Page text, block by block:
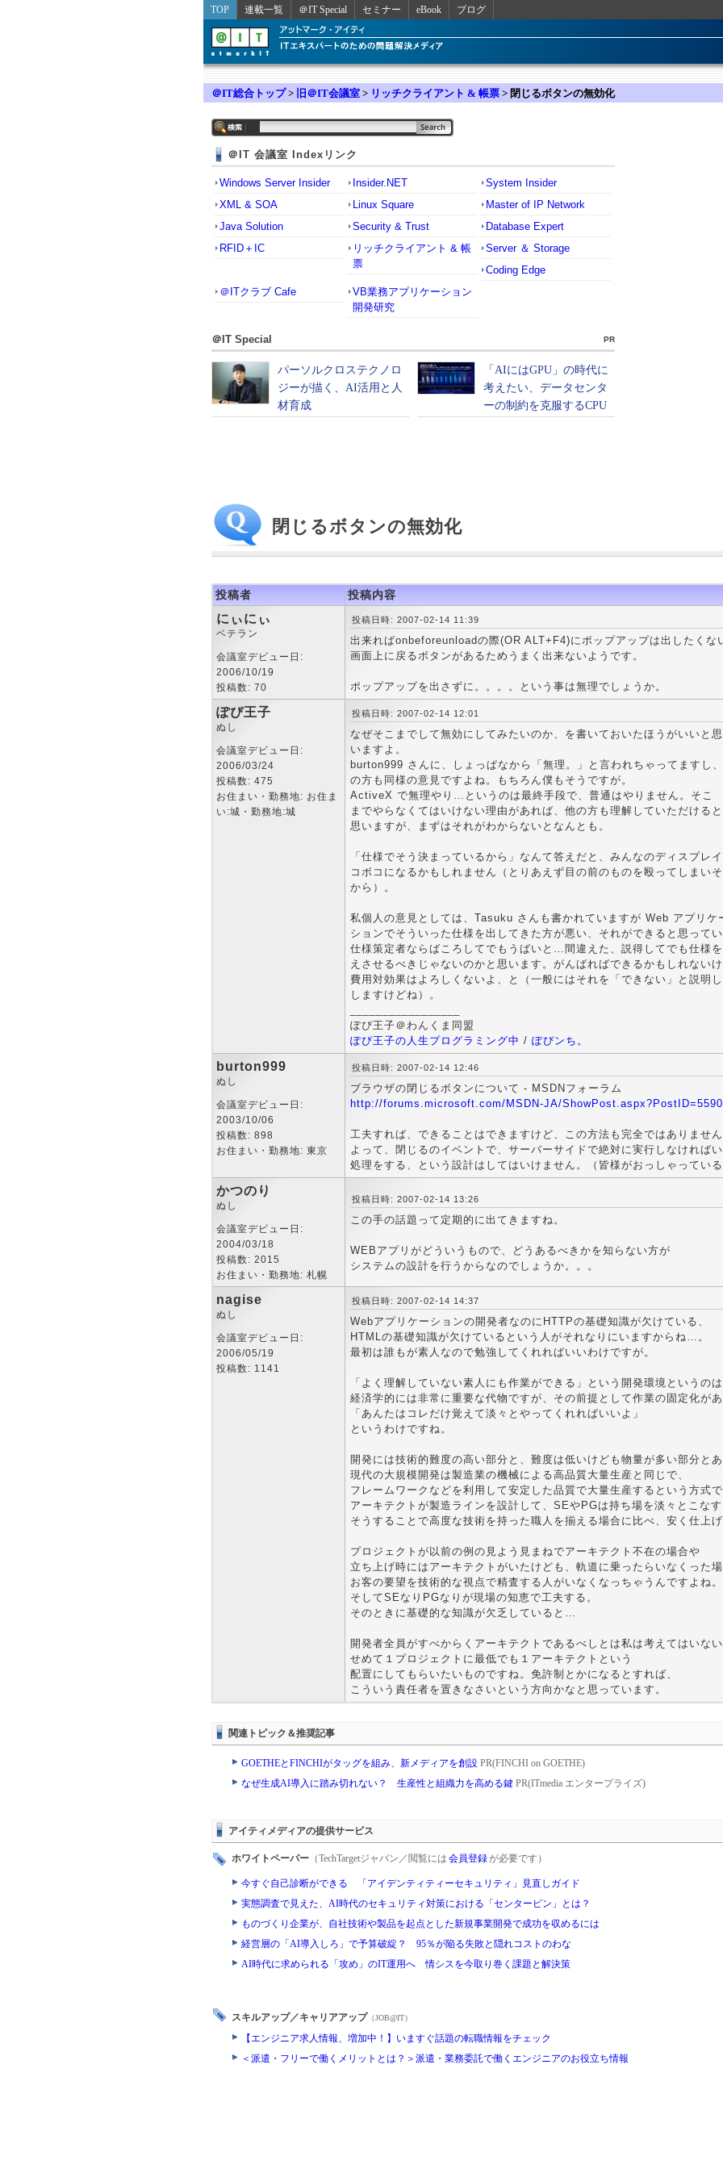
TOP 連載一覧 ＠IT Special セミナー eBook ブログ
＠IT総合トップ> 旧＠IT会議室 > リッチクライアント & 帳票 > 閉じるボタンの無効化
＠IT 会議室 Indexリンク
Windows Server Insider Insider.NET
System Insider
XML & SOA
Linux Square
Master of IP Network
Java Solution
Security & Trust
Database Expert
RFID＋IC
リッチクライアント & 帳
票
Server ＆ Storage
Coding Edge
＠ITクラブ Cafe
VB業務アプリケーション
開発研究
＠IT Special PR
閉じるボタンの無効化
投稿者 投稿内容
にぃにぃ
ベテラン
会議室デビュー日:
2006/10/19
投稿数: 70
投稿日時: 2007-02-14 11:39
出来ればonbeforeunloadの際(OR ALT+F4)にポップアップは出したくな
画面上に戻るボタンがあるためうまく出来ないようです。
ポップアップを出さずに。。。。という事は無理でしょうか。
ぽぴ王子
ぬし
会議室デビュー日:
2006/03/24
投稿数: 475
お住まい・勤務地: お住ま
い:城・勤務地:城
投稿日時: 2007-02-14 12:01
なぜそこまでして無効にしてみたいのか、を書いておいたほうがいいと思
いますよ。
burton999 さんに、しょっぱなから「無理。」と言われちゃってますし
の方も同様の意見ですよね。もちろん僕もそうですが。
ActiveX で無理やり…というのは最終手段で、普通はやりません。そこ
までやらなくてはいけない理由があれば、他の方も理解していただけると
思いますが、まずはそれがわからないとなんとも。
「仕様でそう決まっているから」なんて答えだと、みんなのディスプレ
コボコになるかもしれません（とりあえず目の前のものを殴ってしまい
から）。
私個人の意見としては、Tasuku さんも書かれていますが Web アプリケ
ションでそういった仕様を出してきた方が悪い、それができると思って
仕様策定者ならばころしてでもうばいと…間違えた、説得してでも仕様
えさせるべきじゃないのかと思います。がんばればできるかもしれないけ
費用対効果はよろしくないよ、と（一般にはそれを「できない」と説明し
しますけどね）。
ぽぴ王子＠わんくま同盟
ぽぴ王子の人生プログラミング中 / ぽぴンち。
burton999
ぬし
会議室デビュー日:
2003/10/06
投稿数: 898
お住まい・勤務地: 東京
投稿日時: 2007-02-14 12:46
ブラウザの閉じるボタンについて - MSDNフォーラム
http://forums.microsoft.com/MSDN-JA/
工夫すれば、できることはできますけど、この方法も完全ではありません
よって、閉じるのイベントで、サーバーサイドで絶対に実行しなければ
処理をする、という設計はしてはいけません。（皆様がおっしゃっている
かつのり
ぬし
会議室デビュー日:
2004/03/18
投稿数: 2015
お住まい・勤務地: 札幌
投稿日時: 2007-02-14 13:26
この手の話題って定期的に出てきますね。
WEBアプリがどういうもので、どうあるべきかを知らない方が
システムの設計を行うからなのでしょうか。。。
nagise
ぬし
会議室デビュー日:
2006/05/19
投稿数: 1141
投稿日時: 2007-02-14 14:37
Webアプリケーションの開発者なのにHTTPの基礎知識が欠けている、
HTMLの基礎知識が欠けているという人がそれなりにいますからね…。
最初は誰もが素人なので勉強してくれればいいわけですが。
「よく理解していない素人にも作業ができる」という開発環境というのは
経済学的には非常に重要な代物ですが、その前提として作業の固定化があ
「あんたはコレだけ覚えて淡々とやってくれればいいよ」
というわけですね。
開発には技術的難度の高い部分と、難度は低いけども物量が多い部分とあ
現代の大規模開発は製造業の機械による高品質大量生産と同じで、
フレームワークなどを利用して安定した品質で大量生産するという方式で
アーキテクトが製造ラインを設計して、SEやPGは持ち場を淡々とこなす
そうすることで高度な技術を持った職人を揃える場合に比べ、安く仕上げ
プロジェクトが以前の例の見よう見まねでアーキテクト不在の場合や
立ち上げ時にはアーキテクトがいたけども、軌道に乗ったらいなくった
お客の要望を技術的な視点で精査する人がいなくなっちゃうんですよね。
そしてSEなりPGなりが現場の知恵で工夫する。
そのときに基礎的な知識が欠乏していると…
開発者全員がすべからくアーキテクトであるべしとは私は考えてはいない
せめて１プロジェクトに最低でも１アーキテクトという
配置にしてもらいたいものですね。免許制とかになるとすれば、
こういう責任者を置きなさいという方向かなと思っています。
関連トピック＆推奨記事
GOETHEとFINCHIがタッグを組み、新メディアを創設 PR(FINCHI on GOETHE)
なぜ生成AI導入に踏み切れない？ 生産性と組織力を高める鍵 PR(ITmedia エンタープライズ)
アイティメディアの提供サービス
ホワイトペーパー （TechTargetジャパン／閲覧には 会員登録が必要です）
今すぐ自己診断ができる 「アイデンティティーセキュリティ」見直しガイド
実態調査で見えた、AI時代のセキュリティ対策における「センターピン」とは？
ものづくり企業が、自社技術や製品を起点とした新規事業開発で成功を収めるには
経営層の「AI導入しろ」で予算破綻？ 95％が陥る失敗と隠れコストのわな
AI時代に求められる「攻め」のIT運用へ 情シスを今取り巻く課題と解決策
スキルアップ／キャリアアップ （JOB@IT）
【エンジニア求人情報、増加中！】いますぐ話題の転職情報をチェック
＜派遣・フリーで働くメリットとは？＞派遣・業務委託で働くエンジニアのお役立ち情報